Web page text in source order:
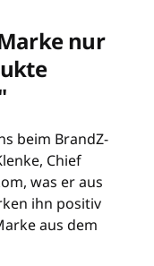
nur
beim BrandZ-
Chief
was er aus
ihn positiv
aus dem